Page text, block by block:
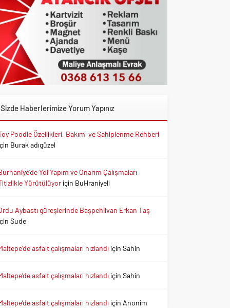
Sizde Haberlerimize Yorum Yapınız
Poodle Özellikleri, Bakımı ve Sahiplenme Rehberi
Burak adıgüzel
Yol Yapım ve Onarım Çalışmaları
Yürütülüyoriçin BuHraniyeli
Aybastı güreşlerinde Başpehlivan Erkan Taş
Sude
asfalt çalışmaları hızlandı içinSahin
asfalt çalışmaları hızlandı içinSahin
asfalt çalışmaları hızlandı için Anonim